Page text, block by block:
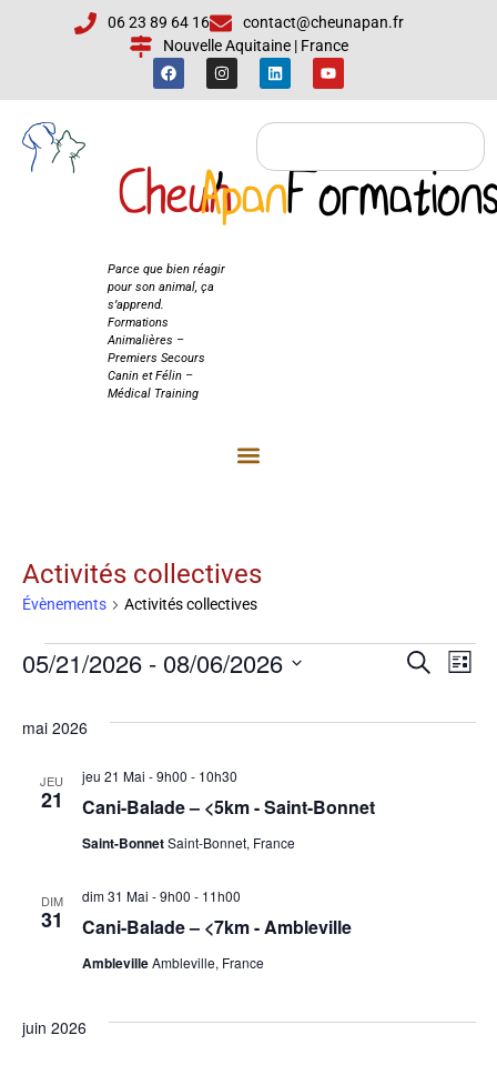
06 23 89 64 16
contact@cheunapan.fr
Nouvelle Aquitaine | France
Cheun
'
Apan
Parce que bien réagir
pour son animal, ça
s’apprend.
Formations
Animalières –
Premiers Secours
Canin et Félin –
Médical Training
Activités collectives
Évènements Activités collectives
Recherche
Liste
05/21/2026 - 08/06/2026
date.
mai 2026
JEU
21 Cani-Balade – <5km - Saint-Bonnet
jeu 21 Mai - 9h00 - 10h30
Saint-BonnetSaint-Bonnet, France
DIM
31 Cani-Balade – <7km - Ambleville
dim 31 Mai - 9h00 - 11h00
AmblevilleAmbleville, France
juin 2026